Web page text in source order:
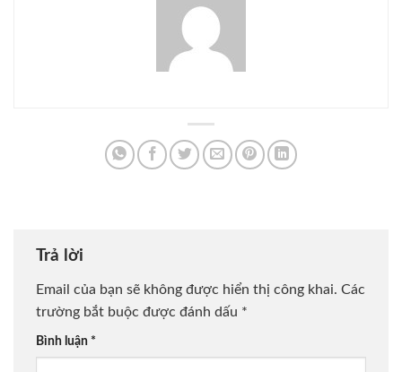
Trả lời
Email của bạn sẽ không được hiển thị công khai. Các
trường bắt buộc được đánh dấu *
Bình luận *